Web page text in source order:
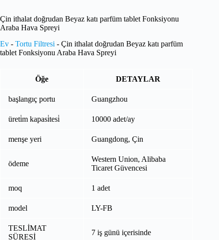
Çin ithalat doğrudan Beyaz katı parfüm tablet Fonksiyonu
Araba Hava Spreyi
Ev - Tortu Filtresi - Çin ithalat doğrudan Beyaz katı parfüm
tablet Fonksiyonu Araba Hava Spreyi
Öğe DETAYLAR
başlangıç portu Guangzhou
üreti̇m kapasi̇tesi̇ 10000 adet/ay
menşe yeri Guangdong, Çin
ödeme
Western Union, Alibaba
Ticaret Güvencesi
moq 1 adet
model LY-FB
TESLİMAT
SÜRESİ
7 iş günü içerisinde